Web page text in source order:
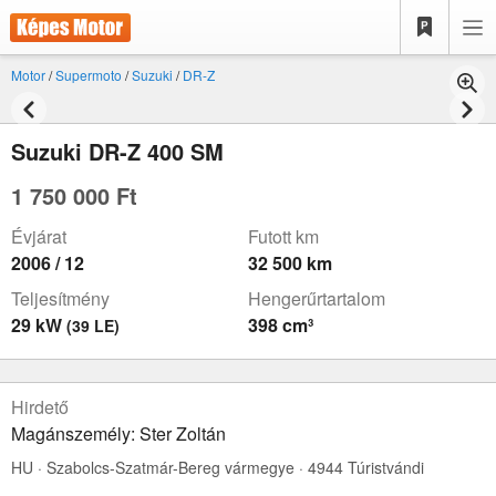
Motor/Supermoto /Suzuki /DR-Z
Suzuki DR-Z 400 SM
1 750 000 Ft
Évjárat
2006 / 12
Futott km
32 500 km
Teljesítmény
29 kW (39 LE)
Hengerűrtartalom
398 cm³
Hirdető
Magánszemély: Ster Zoltán
HU · Szabolcs-Szatmár-Bereg vármegye · 4944 Túristvándi